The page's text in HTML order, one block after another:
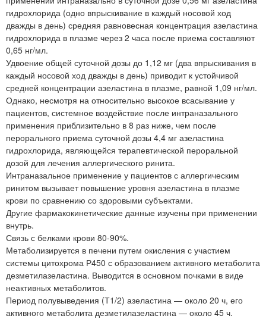
гидрохлорида (одно впрыскивание в каждый носовой ход
дважды в день) средняя равновесная концентрация азеластина
гидрохлорида в плазме через 2 часа после приема составляют
0,65 нг/мл.
Удвоение общей суточной дозы до 1,12 мг (два впрыскивания в
каждый носовой ход дважды в день) приводит к устойчивой
средней концентрации азеластина в плазме, равной 1,09 нг/мл.
Однако, несмотря на относительно высокое всасывание у
пациентов, системное воздействие после интраназального
применения приблизительно в 8 раз ниже, чем после
перорального приема суточной дозы 4,4 мг азеластина
гидрохлорида, являющейся терапевтической пероральной
дозой для лечения аллергического ринита.
Интраназальное применение у пациентов с аллергическим
ринитом вызывает повышение уровня азеластина в плазме
крови по сравнению со здоровыми субъектами.
Другие фармакокинетические данные изучены при применении
внутрь.
Связь с белками крови 80-90%.
Метаболизируется в печени путем окисления с участием
системы цитохрома Р450 с образованием активного метаболита
дезметилазеластина. Выводится в основном почками в виде
неактивных метаболитов.
Период полувыведения (Т1/2) азеластина — около 20 ч, его
активного метаболита дезметилазеластина — около 45 ч.